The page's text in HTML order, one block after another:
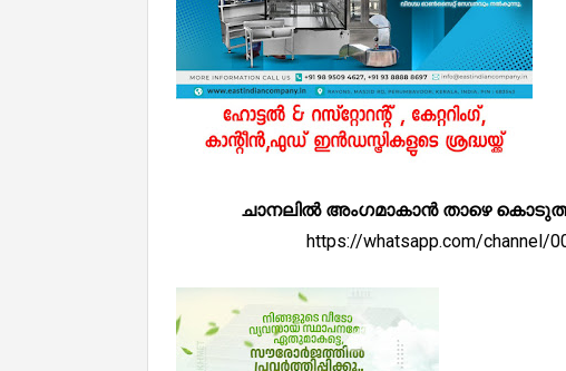
ചാനലിൽ അംഗമാകാൻ താഴെ
https://whatsapp.com/channel/